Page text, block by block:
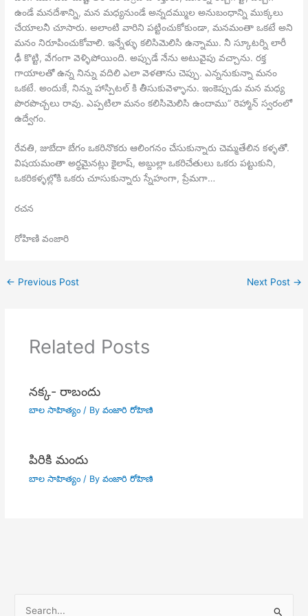
ఉండే మనదేశాన్ని, మన మధ్యనుండే అన్నదమ్ముల అనుబంధాన్ని ముక్కలు
చేయాలనీ చూసారు. అలాంటి వారిని పట్టించుకోకుండా, మనమంతా ఒకటే అని
మనం నిరూపించుకోవాలి. ఇన్నేళ్ళు కలిసిమెలిసి ఉన్నాము. నీ స్కూటర్ని లారీ
ఢీ కొట్టి, వేగంగా వెళ్ళిపోయింది. అప్పుడే నేను అటువైపు వచ్చాను. రక్త
గాయాలతో ఉన్న నిన్ను వదిలి ఎలా వెళతాను చెప్పు. ఎన్ననుకున్నా మనం
ఒకటే. అందుకే, నిన్ను హాస్పిటల్ కి తీసుకువెళ్ళాను. ఇంకెప్పుడు మన మధ్య
పొరపొచ్చలు రావు. ఎప్పటిలా మనం కలిసిమెలిసి ఉందాము” రెహ్మాన్ స్వరంలో
ఉద్వేగం.
రేవతి, జుబేదా బేగం ఒకరినొకరు ఆలింగనం చేసుకున్నారు చెమ్మతేలిన కళ్ళతో.
విషయమంతా అర్ధమైనట్లు కైలాష్, అబ్దుల్లా ఒకరిచేతులు ఒకరు పట్టుకుని,
ఒకరికళ్ళల్లోకి ఒకరు చూసుకున్నారు స్నేహంగా, ప్రేమగా…
రచన
రోహిణి వంజారి
← Previous Post Next Post →
Related Posts
నక్క- రాబందు
బాల సాహిత్యం/ By వంజారి రోహిణి
పిరికి మందు
బాల సాహిత్యం/ By వంజారి రోహిణి